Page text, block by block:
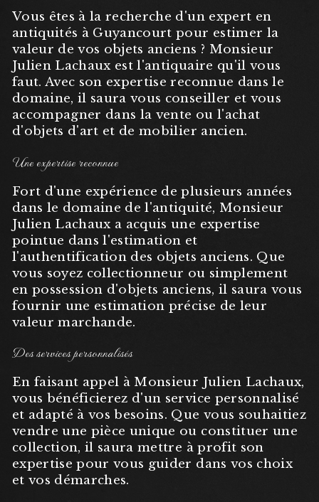
Vous êtes à la recherche d'un expert en
antiquités à Guyancourt pour estimer la
valeur de vos objets anciens ? Monsieur
Julien Lachaux est l'antiquaire qu'il vous
faut. Avec son expertise reconnue dans le
domaine, il saura vous conseiller et vous
accompagner dans la vente ou l'achat
d'objets d'art et de mobilier ancien.
Une expertise reconnue
Fort d'une expérience de plusieurs années
dans le domaine de l'antiquité, Monsieur
Julien Lachaux a acquis une expertise
pointue dans l'estimation et
l'authentification des objets anciens. Que
vous soyez collectionneur ou simplement
en possession d'objets anciens, il saura vous
fournir une estimation précise de leur
valeur marchande.
Des services personnalisés
En faisant appel à Monsieur Julien Lachaux,
vous bénéficierez d'un service personnalisé
et adapté à vos besoins. Que vous souhaitiez
vendre une pièce unique ou constituer une
collection, il saura mettre à profit son
expertise pour vous guider dans vos choix
et vos démarches.